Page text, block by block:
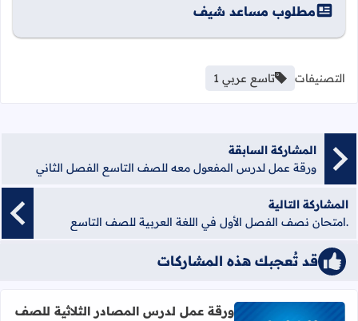
مطلوب مساعد شيف
التصنيفات تاسع عربي 1
المشاركة السابقة
ورقة عمل لدرس المفعول معه للصف التاسع الفصل الثاني
المشاركة التالية
.امتحان نصف الفصل الأول في اللغة العربية للصف التاسع
قد تُعجبك هذه المشاركات
ورقة عمل لدرس المصادر الثلاثية للصف